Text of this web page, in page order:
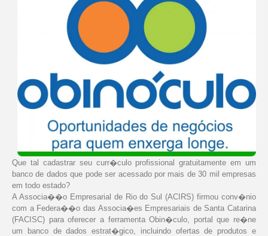
Que tal cadastrar seu curr�culo profissional gratuitamente em um
banco de dados que pode ser acessado por mais de 30 mil empresas
em todo estado?
A Associa��o Empresarial de Rio do Sul (ACIRS) firmou conv�nio
com a Federa��o das Associa�es Empresariais de Santa Catarina
(FACISC) para oferecer a ferramenta Obin�culo, portal que re�ne
um banco de dados estrat�gico, incluindo ofertas de produtos e